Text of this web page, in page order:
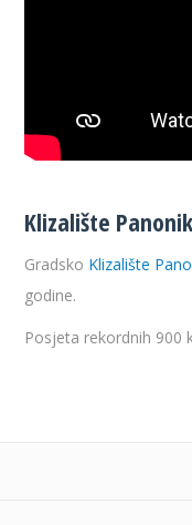
Klizalište
Gradsko Klizalište
godine.
Posjeta rekordnih 900